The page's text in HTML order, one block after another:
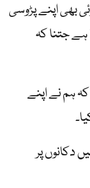
بھی اپنے پڑوسی
جتنا کہ
ہم نے اپنے
دکانوں پر